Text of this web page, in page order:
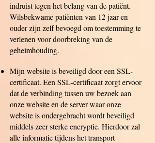
indruist tegen het belang van de patiënt.
Wilsbekwame patiënten van 12 jaar en
ouder zijn zelf bevoegd om toestemming te
verlenen voor doorbreking van de
geheimhouding.
Mijn website is beveiligd door een SSL-
certificaat. Een SSL-certificaat zorgt ervoor
dat de verbinding tussen uw bezoek aan
onze website en de server waar onze
website is ondergebracht wordt beveiligd
middels zeer sterke encryptie. Hierdoor zal
alle informatie tijdens het transport